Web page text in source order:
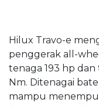
Hilux Travo-e
penggerak all-
tenaga 193 hp
Nm. Ditenagai
mampu